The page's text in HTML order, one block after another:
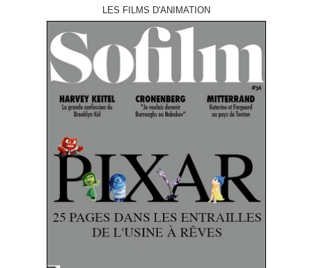
LES FILMS D'ANIMATION